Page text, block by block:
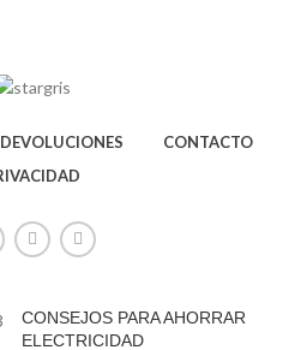
DEVOLUCIONES
CONTACTO
CONSEJOS PARA AHORRAR
ELECTRICIDAD